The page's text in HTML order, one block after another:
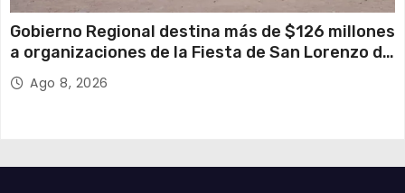
Gobierno Regional destina más de $126 millones
a organizaciones de la Fiesta de San Lorenzo de
Tarapacá
Ago 8, 2026